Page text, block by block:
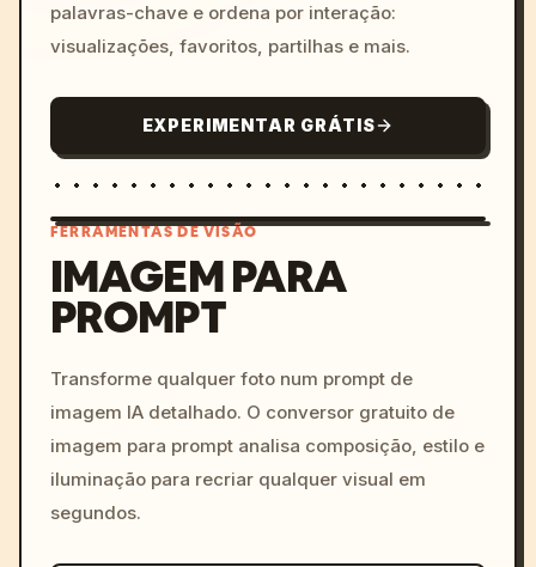
palavras-chave e ordena por interação:
visualizações, favoritos, partilhas e mais.
EXPERIMENTAR GRÁTIS
colors, 8k --v 6.0
FERRAMENTAS DE VISÃO
IMAGEM PARA
PROMPT
Transforme qualquer foto num prompt de
imagem IA detalhado. O conversor gratuito de
imagem para prompt analisa composição, estilo e
iluminação para recriar qualquer visual em
segundos.